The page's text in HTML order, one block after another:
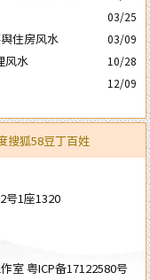
03/25
住房风水 03/09
风水 10/28
12/09
搜狐58豆丁百姓
号1座1320
室粤ICP备17122580号